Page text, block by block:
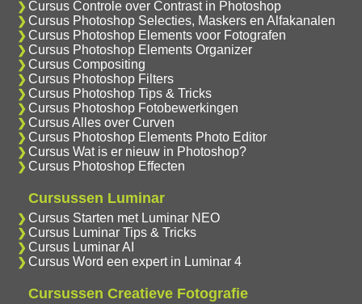
Cursus Controle over Contrast in Photoshop
Cursus Photoshop Selecties, Maskers en Alfakanalen
Cursus Photoshop Elements voor Fotografen
Cursus Photoshop Elements Organizer
Cursus Compositing
Cursus Photoshop Filters
Cursus Photoshop Tips & Tricks
Cursus Photoshop Fotobewerkingen
Cursus Alles over Curven
Cursus Photoshop Elements Photo Editor
Cursus Wat is er nieuw in Photoshop?
Cursus Photoshop Effecten
Cursussen Luminar
Cursus Starten met Luminar NEO
Cursus Luminar Tips & Tricks
Cursus Luminar AI
Cursus Word een expert in Luminar 4
Cursussen Creatieve Fotografie